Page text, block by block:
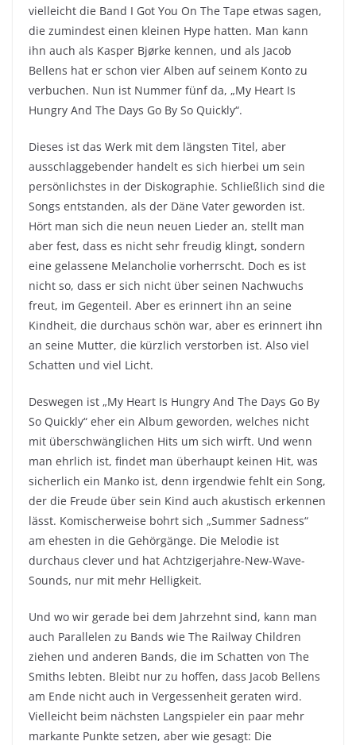
vielleicht die Band I Got You On The Tape etwas sagen,
die zumindest einen kleinen Hype hatten. Man kann
ihn auch als Kasper Bjørke kennen, und als Jacob
Bellens hat er schon vier Alben auf seinem Konto zu
verbuchen. Nun ist Nummer fünf da, „My Heart Is
Hungry And The Days Go By So Quickly“.
Dieses ist das Werk mit dem längsten Titel, aber
ausschlaggebender handelt es sich hierbei um sein
persönlichstes in der Diskographie. Schließlich sind die
Songs entstanden, als der Däne Vater geworden ist.
Hört man sich die neun neuen Lieder an, stellt man
aber fest, dass es nicht sehr freudig klingt, sondern
eine gelassene Melancholie vorherrscht. Doch es ist
nicht so, dass er sich nicht über seinen Nachwuchs
freut, im Gegenteil. Aber es erinnert ihn an seine
Kindheit, die durchaus schön war, aber es erinnert ihn
an seine Mutter, die kürzlich verstorben ist. Also viel
Schatten und viel Licht.
Deswegen ist „My Heart Is Hungry And The Days Go By
So Quickly“ eher ein Album geworden, welches nicht
mit überschwänglichen Hits um sich wirft. Und wenn
man ehrlich ist, findet man überhaupt keinen Hit, was
sicherlich ein Manko ist, denn irgendwie fehlt ein Song,
der die Freude über sein Kind auch akustisch erkennen
lässt. Komischerweise bohrt sich „Summer Sadness“
am ehesten in die Gehörgänge. Die Melodie ist
durchaus clever und hat Achtzigerjahre-New-Wave-
Sounds, nur mit mehr Helligkeit.
Und wo wir gerade bei dem Jahrzehnt sind, kann man
auch Parallelen zu Bands wie The Railway Children
ziehen und anderen Bands, die im Schatten von The
Smiths lebten. Bleibt nur zu hoffen, dass Jacob Bellens
am Ende nicht auch in Vergessenheit geraten wird.
Vielleicht beim nächsten Langspieler ein paar mehr
markante Punkte setzen, aber wie gesagt: Die